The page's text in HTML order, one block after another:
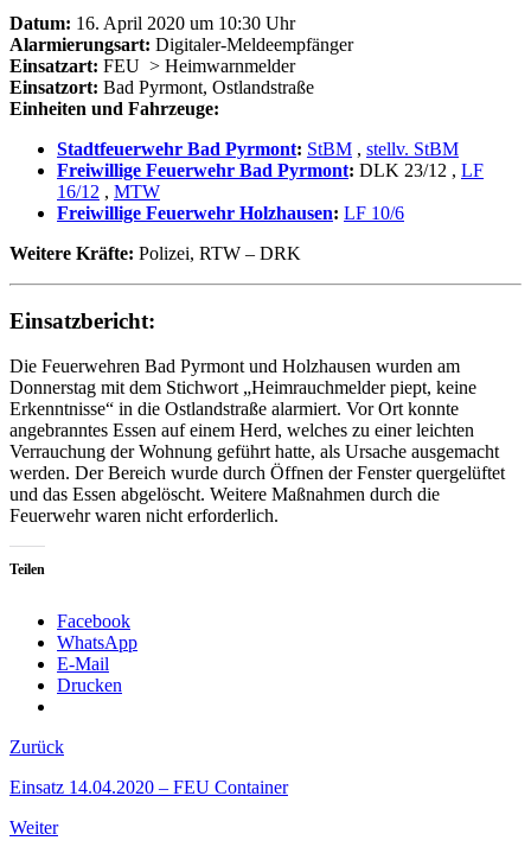
Datum: 16. April 2020 um 10:30 Uhr
Alarmierungsart: Digitaler-Meldeempfänger
Einsatzart: FEU > Heimwarnmelder
Einsatzort: Bad Pyrmont, Ostlandstraße
Einheiten und Fahrzeuge:
Stadtfeuerwehr Bad Pyrmont: StBM , stellv. StBM
Freiwillige Feuerwehr Bad Pyrmont: DLK 23/12 , LF
16/12 , MTW
Freiwillige Feuerwehr Holzhausen: LF 10/6
Weitere Kräfte: Polizei, RTW – DRK
Einsatzbericht:
Die Feuerwehren Bad Pyrmont und Holzhausen wurden am
Donnerstag mit dem Stichwort „Heimrauchmelder piept, keine
Erkenntnisse“ in die Ostlandstraße alarmiert. Vor Ort konnte
angebranntes Essen auf einem Herd, welches zu einer leichten
Verrauchung der Wohnung geführt hatte, als Ursache ausgemacht
werden. Der Bereich wurde durch Öffnen der Fenster quergelüftet
und das Essen abgelöscht. Weitere Maßnahmen durch die
Feuerwehr waren nicht erforderlich.
Teilen
Facebook
WhatsApp
E-Mail
Drucken
Zurück
Einsatz 14.04.2020 – FEU Container
Weiter